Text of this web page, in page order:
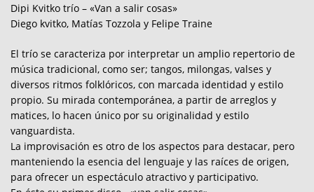
Dipi Kvitko trío – «Van a salir cosas»
Diego kvitko, Matías Tozzola y Felipe Traine
El trío se caracteriza por interpretar un amplio repertorio de
música tradicional, como ser; tangos, milongas, valses y
diversos ritmos folklóricos, con marcada identidad y estilo
propio. Su mirada contemporánea, a partir de arreglos y
matices, lo hacen único por su originalidad y estilo
vanguardista.
La improvisación es otro de los aspectos para destacar, pero
manteniendo la esencia del lenguaje y las raíces de origen,
para ofrecer un espectáculo atractivo y participativo.